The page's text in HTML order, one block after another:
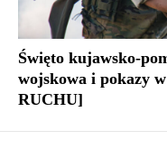
Święto kujawsko-
wojskowa i pokazy
RUCHU]